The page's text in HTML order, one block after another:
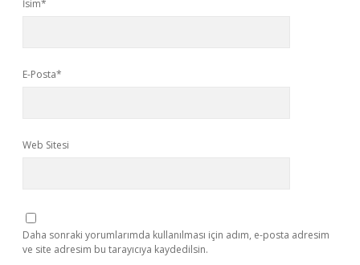
İsim*
E-Posta*
Web Sitesi
Daha sonraki yorumlarımda kullanılması için adım, e-posta adresim
ve site adresim bu tarayıcıya kaydedilsin.